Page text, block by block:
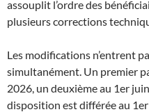
assouplit l’ordre des
plusieurs corrections
Les modifications n’entrent
simultanément. Un premier
2026, un deuxième au 1er
disposition est différée au